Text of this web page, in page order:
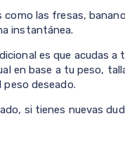
las fresas,
instantánea.
es que acudas
en base a tu peso,
deseado.
si tienes nuevas